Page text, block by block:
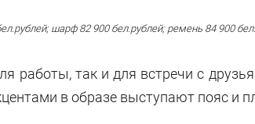
шарф 82 900 бел.рублей; ремень 84 900
работы, так и для встречи с
в образе выступают пояс и